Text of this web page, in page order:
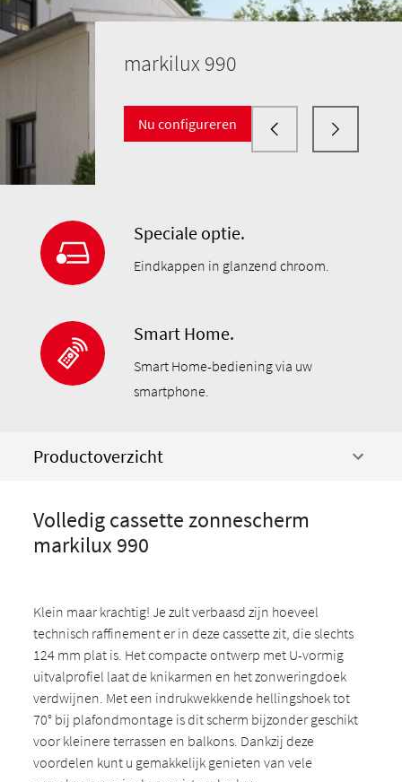
markilux 990
Nu configureren
Speciale optie.
Eindkappen in glanzend chroom.
Smart Home.
Smart Home-bediening via uw
smartphone.
Productoverzicht
Volledig cassette zonnescherm
markilux 990
Klein maar krachtig! Je zult verbaasd zijn hoeveel
technisch raffinement er in deze cassette zit, die slechts
124 mm plat is. Het compacte ontwerp met U-vormig
uitvalprofiel laat de knikarmen en het zonweringdoek
verdwijnen. Met een indrukwekkende hellingshoek tot
70° bij plafondmontage is dit scherm bijzonder geschikt
voor kleinere terrassen en balkons. Dankzij deze
voordelen kunt u gemakkelijk genieten van vele